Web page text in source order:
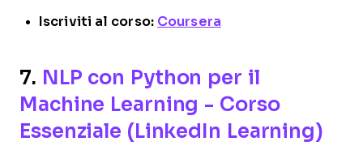
Iscriviti al corso: Coursera
7. NLP con Python per il
Machine Learning - Corso
Essenziale (LinkedIn Learning)